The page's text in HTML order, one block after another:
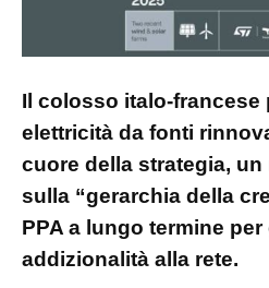
Il colosso italo-francese
elettricità da fonti
cuore della strategia,
sulla “gerarchia della
PPA a lungo termine
addizionalità alla rete.